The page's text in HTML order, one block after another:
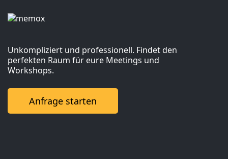
Unkompliziert und professionell. Findet den
perfekten Raum für eure Meetings und
Workshops.
Anfrage starten